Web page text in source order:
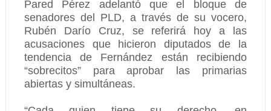
Pared Pérez adelantó que el bloque de
senadores del PLD, a través de su vocero,
Rubén Darío Cruz, se referirá hoy a las
acusaciones que hicieron diputados de la
tendencia de Fernández están recibiendo
“sobrecitos” para aprobar las primarias
abiertas y simultáneas.